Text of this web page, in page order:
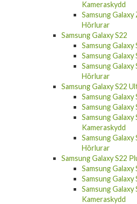
Kameraskydd
Samsung Galaxy
Hörlurar
Samsung Galaxy S22
Samsung Galaxy
Samsung Galaxy
Samsung Galaxy
Hörlurar
Samsung Galaxy S22
Samsung
Samsung Galaxy
Samsung
Kameraskydd
Samsung
Hörlurar
Samsung Galaxy S22
Samsung Galaxy
Samsung Galaxy
Samsung
Kameraskydd